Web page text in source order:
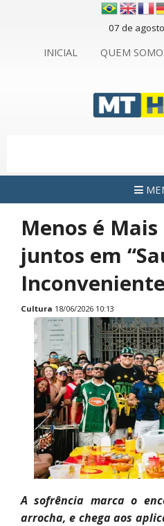
07 de
INICIAL QUEM
Menos é
juntos em
Cultura 18/06/2026 10:13
A sofrência marca o
arrocha, e chega aos